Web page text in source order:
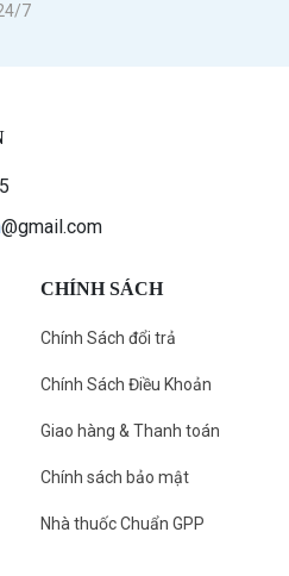
7
@gmail.com
CHÍNH SÁCH
Chính Sách đổi trả
Chính Sách Điều Khoản
Giao hàng & Thanh toán
Chính sách bảo mật
Nhà thuốc Chuẩn GPP